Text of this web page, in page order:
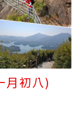
月初八)